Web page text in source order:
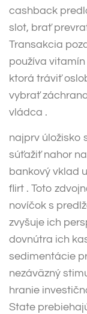
cashback
slot, brať
Transakcia
používa
ktorá tráviť
vybrať
vládca .
najprv úložisko
súťažiť nahor
bankový vklad
flirt . Toto
novíčok s
zvyšuje ich
dovnútra ich
sedimentácie
nezáväzný
hranie
State